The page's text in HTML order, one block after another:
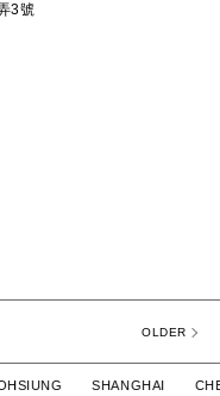
3號
OLDER
SHANGHAI